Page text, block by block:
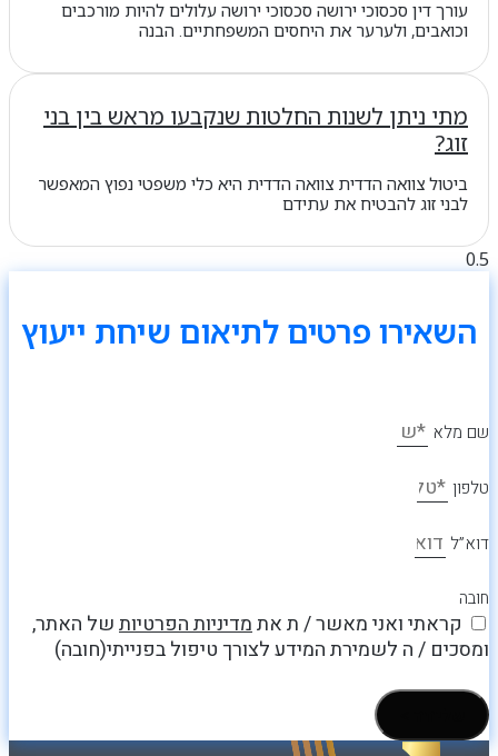
עורך דין סכסוכי ירושה סכסוכי ירושה עלולים להיות מורכבים
וכואבים, ולערער את היחסים המשפחתיים. הבנה
מתי ניתן לשנות החלטות שנקבעו מראש בין בני
זוג?
ביטול צוואה הדדית צוואה הדדית היא כלי משפטי נפוץ המאפשר
לבני זוג להבטיח את עתידם
השאירו פרטים לתיאום שיחת ייעוץ
שם מלא
טלפון
דוא”ל
חובה
קראתי ואני מאשר / ת אתמדיניות הפרטיותשל האתר,
ומסכים / ה לשמירת המידע לצורך טיפול בפנייתי(חובה)